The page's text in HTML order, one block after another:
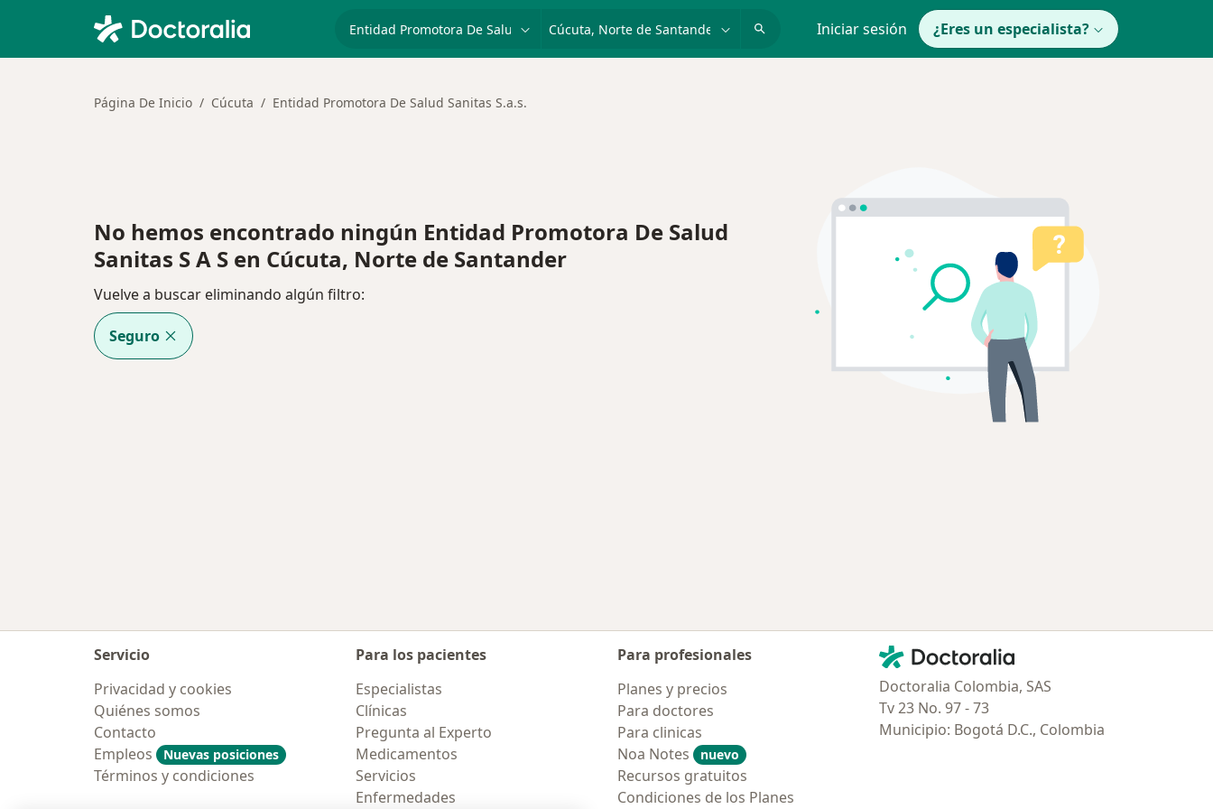
especialidad, enfermedad o nombrep. ej. Bogotá Iniciar sesión ¿Eres un especialista?
Página De Inicio Cúcuta Entidad Promotora De Salud Sanitas S.a.s.
No hemos encontrado ningún Entidad Promotora De Salud
Sanitas S A S en Cúcuta, Norte de Santander
Vuelve a buscar eliminando algún filtro:
Seguro
Servicio
Privacidad y cookies
Quiénes somos
Contacto
Empleos
Nuevas posiciones
Términos y condiciones
Para los pacientes
Especialistas
Clínicas
Pregunta al Experto
Medicamentos
Servicios
Enfermedades
Para profesionales
Planes y precios
Para doctores
Para clinicas
Noa Notes
nuevo
Recursos gratuitos
Condiciones de los Planes
Contacto
Doctoralia - Página de inicio
Doctoralia Colombia, SAS
Tv 23 No. 97 - 73
Municipio: Bogotá D.C., Colombia